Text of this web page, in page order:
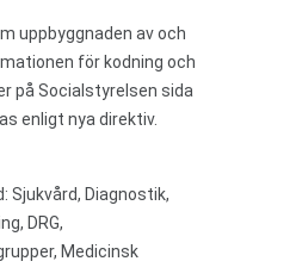
uppbyggnaden av och
för kodning och
på Socialstyrelsen sida
enligt nya direktiv.
Sjukvård, Diagnostik,
DRG,
Medicinsk